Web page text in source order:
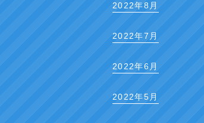
2022年8月
2022年7月
2022年6月
2022年5月